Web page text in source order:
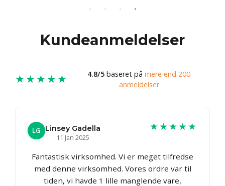
Kundeanmeldelser
★★★★★ 4.8/5 baseret på mere end 200
anmeldelser
LG
Linsey Gadella
11 Jan 2025
★★★★★
Fantastisk virksomhed. Vi er meget tilfredse
med denne virksomhed. Vores ordre var til
tiden, vi havde 1 lille manglende vare,